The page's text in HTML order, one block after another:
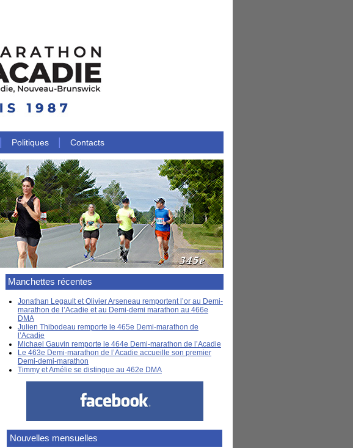
Politiques Contacts
Manchettes récentes
Jonathan Legault et Olivier Arseneau remportent l’or au Demi-
marathon de l’Acadie et au Demi-demi marathon au 466e
DMA
Julien Thibodeau remporte le 465e Demi-marathon de
l’Acadie
Michael Gauvin remporte le 464e Demi-marathon de l’Acadie
Le 463e Demi-marathon de l’Acadie accueille son premier
Demi-demi-marathon
Timmy et Amélie se distingue au 462e DMA
Nouvelles mensuelles